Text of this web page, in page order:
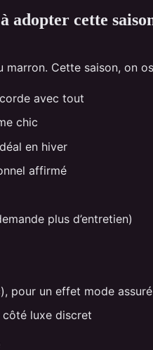
adopter cette
marron. Cette saison, on
avec tout
chic
en hiver
affirmé
plus d’entretien)
pour un effet mode assuré
luxe discret